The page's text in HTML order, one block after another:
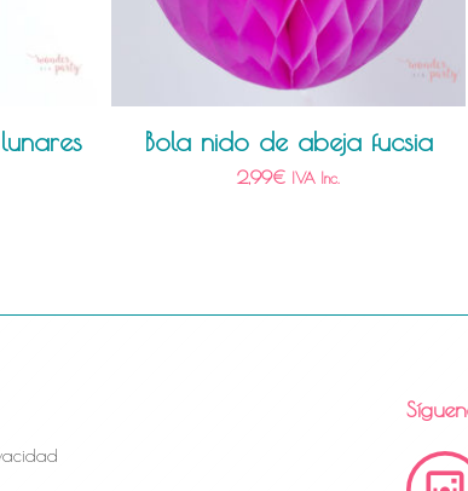
Bola nido de abeja fucsia
2,99€ IVA Inc.